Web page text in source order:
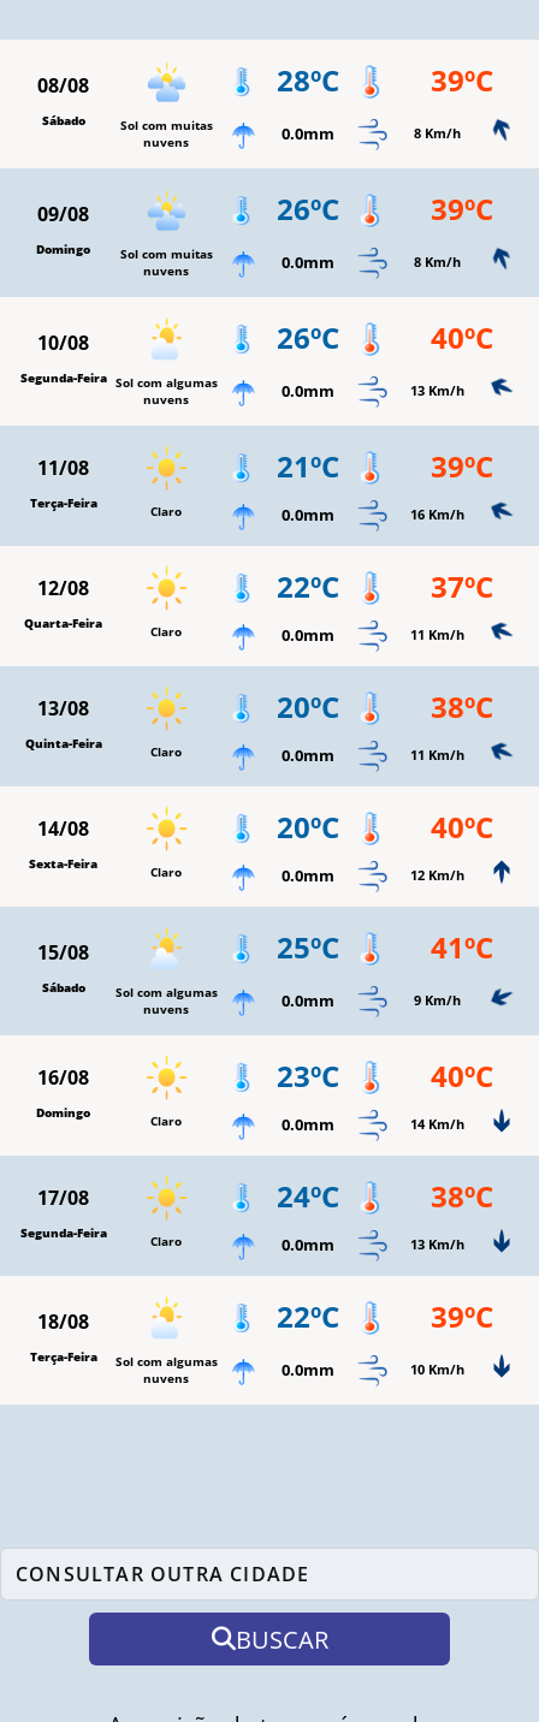
08/08
Sábado
Sol com muitas
nuvens
28ºC 39ºC
0.0mm 8 Km/h
09/08
Domingo
Sol com muitas
nuvens
26ºC 39ºC
0.0mm 8 Km/h
10/08
Segunda-Feira Sol com algumas
nuvens
26ºC 40ºC
0.0mm 13 Km/h
11/08
Terça-Feira Claro
21ºC 39ºC
0.0mm 16 Km/h
12/08
Quarta-Feira Claro
22ºC 37ºC
0.0mm 11 Km/h
13/08
Quinta-Feira Claro
20ºC 38ºC
0.0mm 11 Km/h
14/08
Sexta-Feira Claro
20ºC 40ºC
0.0mm 12 Km/h
15/08
Sábado
Sol com algumas
nuvens
25ºC 41ºC
0.0mm 9 Km/h
16/08
Domingo Claro
23ºC 40ºC
0.0mm 14 Km/h
17/08
Segunda-Feira Claro
24ºC 38ºC
0.0mm 13 Km/h
18/08
Terça-Feira
Sol com algumas
nuvens
22ºC 39ºC
0.0mm 10 Km/h
BUSCAR